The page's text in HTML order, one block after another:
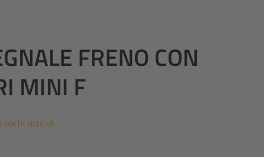
FRENO CON
MINI F
pochi articoli